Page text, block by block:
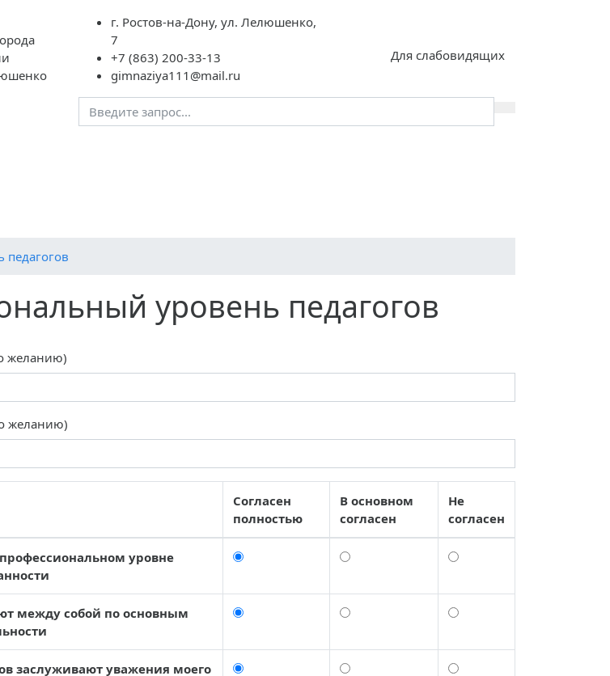
г. Ростов-на-Дону, ул. Лелюшенко,
7
+7 (863) 200-33-13
gimnaziya111@mail.ru
Для слабовидящих
уровень педагогов
желанию)
желанию)
Согласен
полностью
В основном
согласен
Не
согласен
уровне
между собой по основным
заслуживают уважения моего